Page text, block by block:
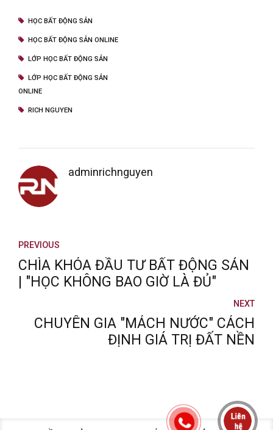
HỌC BẤT ĐỘNG SẢN
HỌC BẤT ĐỘNG SẢN ONLINE
LỚP HỌC BẤT ĐỘNG SẢN
LỚP HỌC BẤT ĐỘNG SẢN
ONLINE
RICH NGUYEN
adminrichnguyen
PREVIOUS
CHÌA KHÓA ĐẦU TƯ BẤT ĐỘNG SẢN
| "HỌC KHÔNG BAO GIỜ LÀ ĐỦ"
NEXT
CHUYÊN GIA "MÁCH NƯỚC" CÁCH
ĐỊNH GIÁ TRỊ ĐẤT NỀN